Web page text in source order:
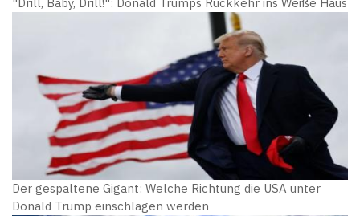
Der gespaltene Gigant: Welche Richtung die USA unter
Donald Trump einschlagen werden